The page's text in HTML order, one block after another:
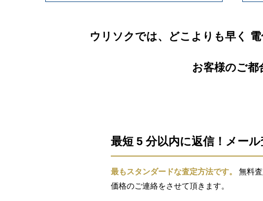
ウリソクでは、どこよりも早く
お客様のご都
最短 5 分以内に返信！メール
最もスタンダードな査定方法です。
無料
価格のご連絡をさせて頂きます。